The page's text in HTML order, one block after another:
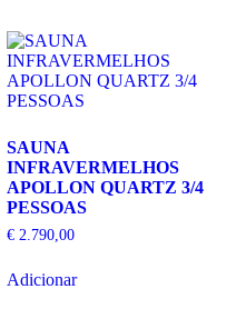
SAUNA
INFRAVERMELHOS
APOLLON QUARTZ 3/4
PESSOAS
€2.790,00
Adicionar